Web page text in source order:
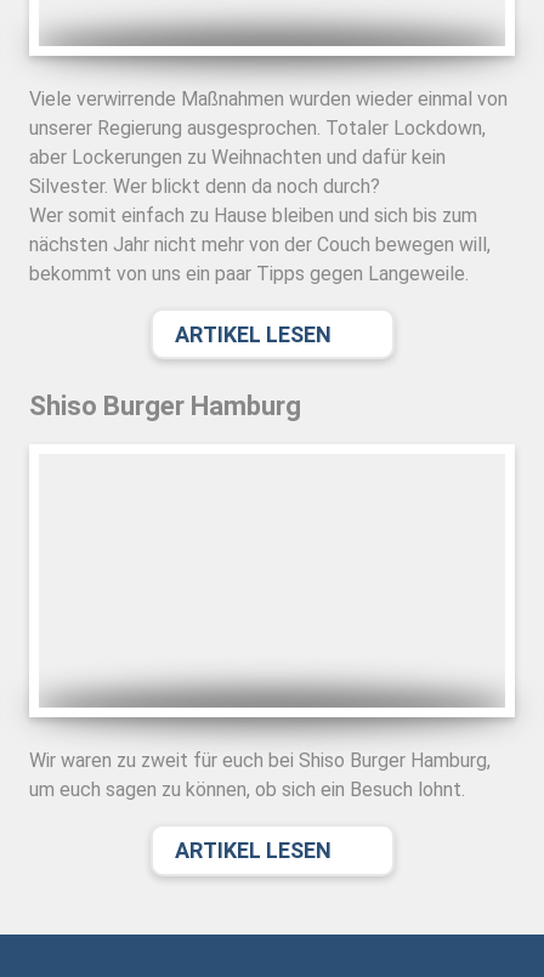
Viele verwirrende Maßnahmen wurden wieder einmal von
unserer Regierung ausgesprochen. Totaler Lockdown,
aber Lockerungen zu Weihnachten und dafür kein
Silvester. Wer blickt denn da noch durch?
Wer somit einfach zu Hause bleiben und sich bis zum
nächsten Jahr nicht mehr von der Couch bewegen will,
bekommt von uns ein paar Tipps gegen Langeweile.
ARTIKEL LESEN
Shiso Burger Hamburg
Wir waren zu zweit für euch bei Shiso Burger Hamburg,
um euch sagen zu können, ob sich ein Besuch lohnt.
ARTIKEL LESEN